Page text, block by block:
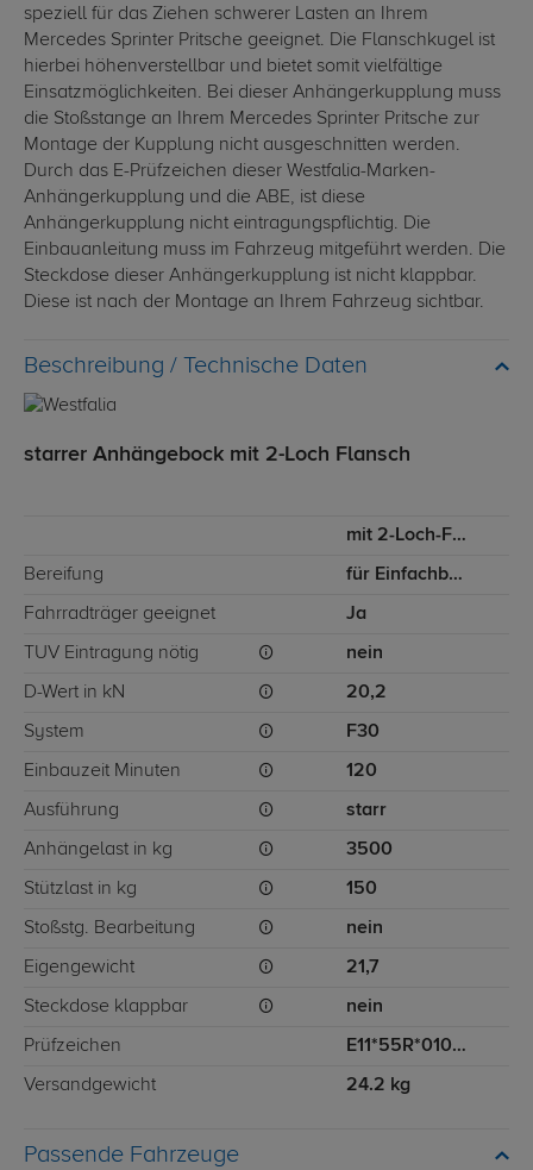
speziell für das Ziehen schwerer Lasten an Ihrem
Mercedes Sprinter Pritsche geeignet. Die Flanschkugel ist
hierbei höhenverstellbar und bietet somit vielfältige
Einsatzmöglichkeiten. Bei dieser Anhängerkupplung muss
die Stoßstange an Ihrem Mercedes Sprinter Pritsche zur
Montage der Kupplung nicht ausgeschnitten werden.
Durch das E-Prüfzeichen dieser Westfalia-Marken-
Anhängerkupplung und die ABE, ist diese
Anhängerkupplung nicht eintragungspflichtig. Die
Einbauanleitung muss im Fahrzeug mitgeführt werden. Die
Steckdose dieser Anhängerkupplung ist nicht klappbar.
Diese ist nach der Montage an Ihrem Fahrzeug sichtbar.
Technische Daten
starrer Anhängebock mit 2-Loch Flansch
mit 2-Loch-Flanschkugel
Bereifung für Einfachbereifung
Fahrradträger geeignet Ja
TÜV Eintragung nötig nein
D-Wert in kN 20,2
System F30
Einbauzeit Minuten 120
Ausführung starr
Anhängelast in kg 3500
Stützlast in kg 150
Stoßstg. Bearbeitung nein
Eigengewicht 21,7
Steckdose klappbar nein
Prüfzeichen E11*55R*0106*11478
Versandgewicht 24.2 kg
Passende Fahrzeuge